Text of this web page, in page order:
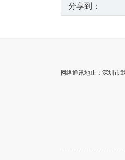
分享到：
网络通讯地止：深圳市